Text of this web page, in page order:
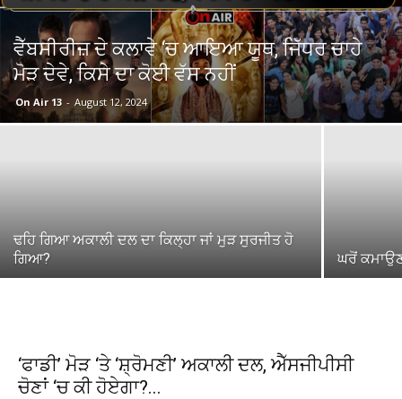
ਵੈੱਬਸੀਰੀਜ਼ ਦੇ ਕਲਾਵੇ ‘ਚ ਆਇਆ ਯੂਥ, ਜਿੱਧਰ ਚਾਹੇ
ਮੋੜ ਦੇਵੇ, ਕਿਸੇ ਦਾ ਕੋਈ ਵੱਸ ਨਹੀਂ
On Air 13 - August 12, 2024
ਢਹਿ ਗਿਆ ਅਕਾਲੀ ਦਲ ਦਾ ਕਿਲ੍ਹਾ ਜਾਂ ਮੁੜ ਸੁਰਜੀਤ ਹੋ
ਗਿਆ?
ਘਰੋਂ
‘ਫਾਡੀ’ ਮੋੜ ‘ਤੇ ‘ਸ਼੍ਰੋਮਣੀ’ ਅਕਾਲੀ ਦਲ, ਐੱਸਜੀਪੀਸੀ
ਚੋਣਾਂ ‘ਚ ਕੀ ਹੋਏਗਾ?...